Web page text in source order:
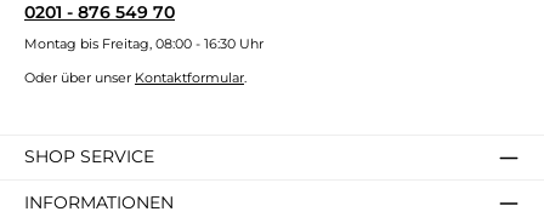
0201 - 876 549 70
Montag bis Freitag, 08:00 - 16:30 Uhr
Oder über unser Kontaktformular.
SHOP SERVICE
INFORMATIONEN